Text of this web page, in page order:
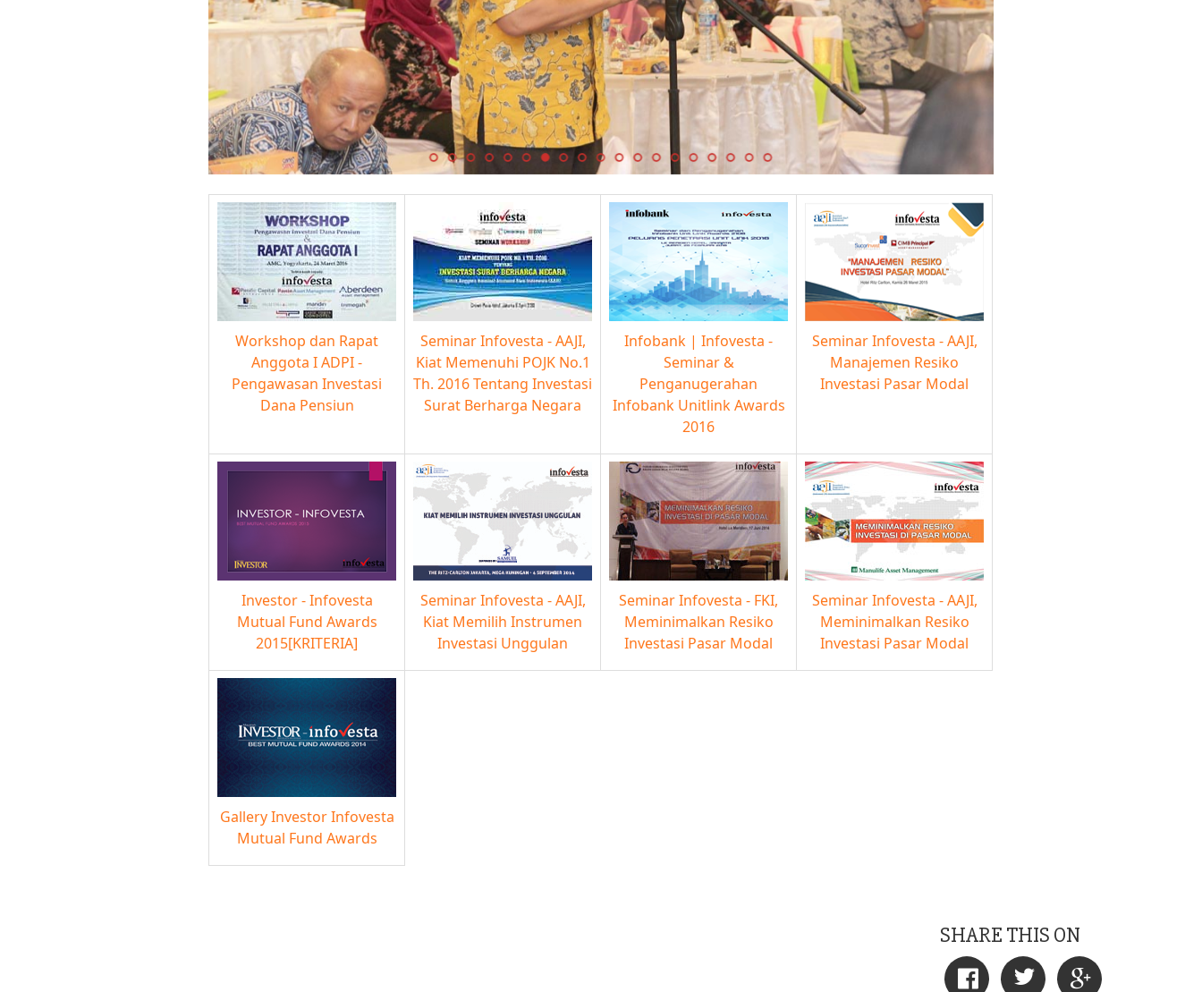
Workshop dan Rapat
Anggota I ADPI -
Pengawasan Investasi
Dana Pensiun
Seminar Infovesta - AAJI,
Kiat Memenuhi POJK No.1
Th. 2016 Tentang Investasi
Surat Berharga Negara
Infobank | Infovesta -
Seminar &
Penganugerahan
Infobank Unitlink Awards
2016
Seminar Infovesta - AAJI,
Manajemen Resiko
Investasi Pasar Modal
Investor - Infovesta
Mutual Fund Awards
2015[KRITERIA]
Seminar Infovesta - AAJI,
Kiat Memilih Instrumen
Investasi Unggulan
Seminar Infovesta - FKI,
Meminimalkan Resiko
Investasi Pasar Modal
Seminar Infovesta - AAJI,
Meminimalkan Resiko
Investasi Pasar Modal
Gallery Investor Infovesta
Mutual Fund Awards
SHARE THIS ON